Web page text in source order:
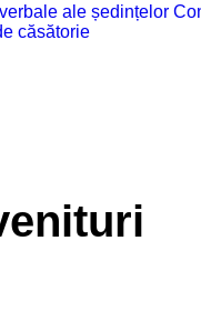
ale ședințelor
căsătorie